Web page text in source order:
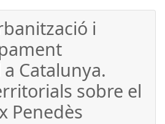
i
Catalunya.
sobre el
Penedès